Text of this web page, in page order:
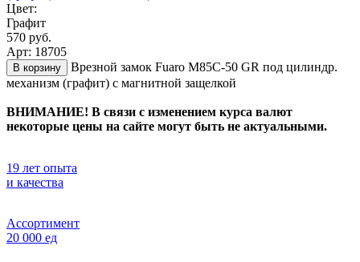
Цвет:
Графит
570 руб.
Арт: 18705
В корзину
Врезной замок Fuaro M85C-50 GR под цилиндр.
механизм (графит) с магнитной защелкой
ВНИМАНИЕ! В связи с изменением курса валют
некоторые цены на сайте могут быть не актуальными.
19 лет опыта
и качества
Ассортимент
20 000 ед